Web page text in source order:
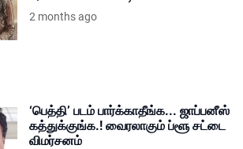
கத்துக்குங்க.! வைரலாகும் ப்ளூ சட்டை
விமர்சனம்